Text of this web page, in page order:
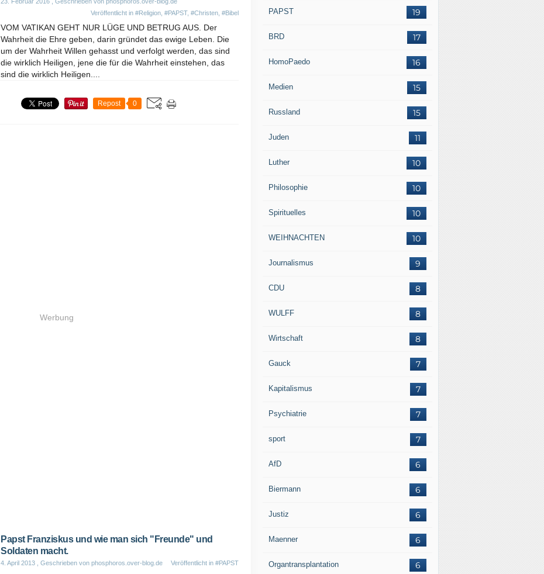
Veröffentlicht in #Religion #PAPST, #Christen #Bibel
VOM VATIKAN GEHT NUR LÜGE UND BETRUG AUS. Der
Wahrheit die Ehre geben, darin gründet das ewige Leben. Die
um der Wahrheit Willen gehasst und verfolgt werden, das sind
die wirklich Heiligen, jene die für die Wahrheit einstehen, das
sind die wirklich Heiligen....
Repost 0
Werbung
Papst Franziskus und wie man sich "Freunde" und
Soldaten macht.
4. April 2013 , Geschrieben von phosphoros.over-blog.de Veröffentlicht in #PAPST
19
PAPST
17
BRD
16
HomoPaedo
15
Medien
15
Russland
11
Juden
10
Luther
10
Philosophie
10
Spirituelles
10
WEIHNACHTEN
9
Journalismus
8
CDU
8
WULFF
8
Wirtschaft
7
Gauck
7
Kapitalismus
7
Psychiatrie
7
sport
6
AfD
6
Biermann
6
Justiz
6
Maenner
6
Organtransplantation